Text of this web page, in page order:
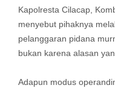
Kapolresta Cilacap,
menyebut pihaknya
pelanggaran pidana
bukan karena alasan
Adapun modus